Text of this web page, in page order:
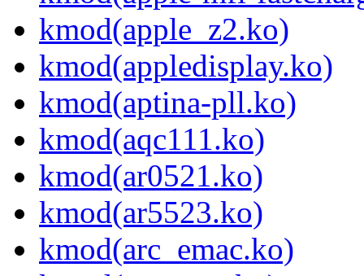
kmod(apple_z2.ko)
kmod(appledisplay.ko)
kmod(aptina-pll.ko)
kmod(aqc111.ko)
kmod(ar0521.ko)
kmod(ar5523.ko)
kmod(arc_emac.ko)